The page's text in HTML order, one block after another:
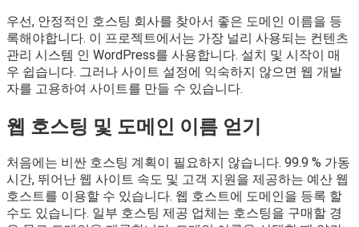
우선, 안정적인 호스팅 회사를 찾아서 좋은 도메인 이름을 등
록해야합니다. 이 프로젝트에서는 가장 널리 사용되는 컨텐츠
관리 시스템 인 WordPress를 사용합니다. 설치 및 시작이 매
우 쉽습니다. 그러나 사이트 설정에 익숙하지 않으면 웹 개발
자를 고용하여 사이트를 만들 수 있습니다.
웹 호스팅 및 도메인 이름 얻기
처음에는 비싼 호스팅 계획이 필요하지 않습니다. 99.9 % 가동
시간, 뛰어난 웹 사이트 속도 및 고객 지원을 제공하는 예산 웹
호스트를 이용할 수 있습니다. 웹 호스트에 도메인을 등록 할
수도 있습니다. 일부 호스팅 제공 업체는 호스팅을 구매할 경